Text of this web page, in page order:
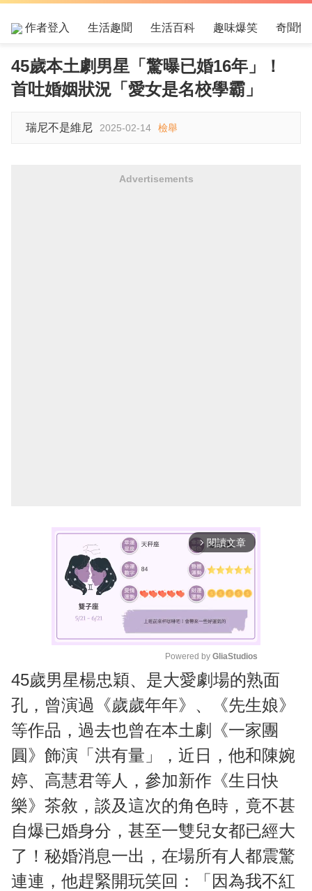
作者登入 生活趣聞 生活百科 趣味爆笑 奇聞怪
45歲本土劇男星「驚曝已婚16年」！
首吐婚姻狀況「愛女是名校學霸」
瑞尼不是維尼 2025-02-14 檢舉
Advertisements
arrow_forward_ios 閱讀文章
M
Powered by GliaStudios
45歲男星楊忠穎、是大愛劇場的熟面
孔，曾演過《歲歲年年》、《先生娘》
等作品，過去也曾在本土劇《一家團
圓》飾演「洪有量」，近日，他和陳婉
婷、高慧君等人，參加新作《生日快
樂》茶敘，談及這次的角色時，竟不甚
自爆已婚身分，甚至一雙兒女都已經大
了！秘婚消息一出，在場所有人都震驚
連連，他趕緊開玩笑回：「因為我不紅